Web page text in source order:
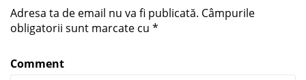
Adresa ta de email nu va fi publicată. Câmpurile
obligatorii sunt marcate cu *
Comment